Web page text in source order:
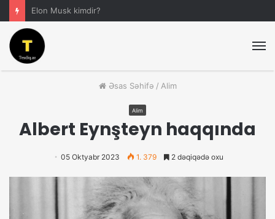
Elon Musk kimdir?
Əsas Səhifə / Alim
Alim
Albert Eynşteyn haqqında
05 Oktyabr 2023 1. 379 2 dəqiqədə oxu